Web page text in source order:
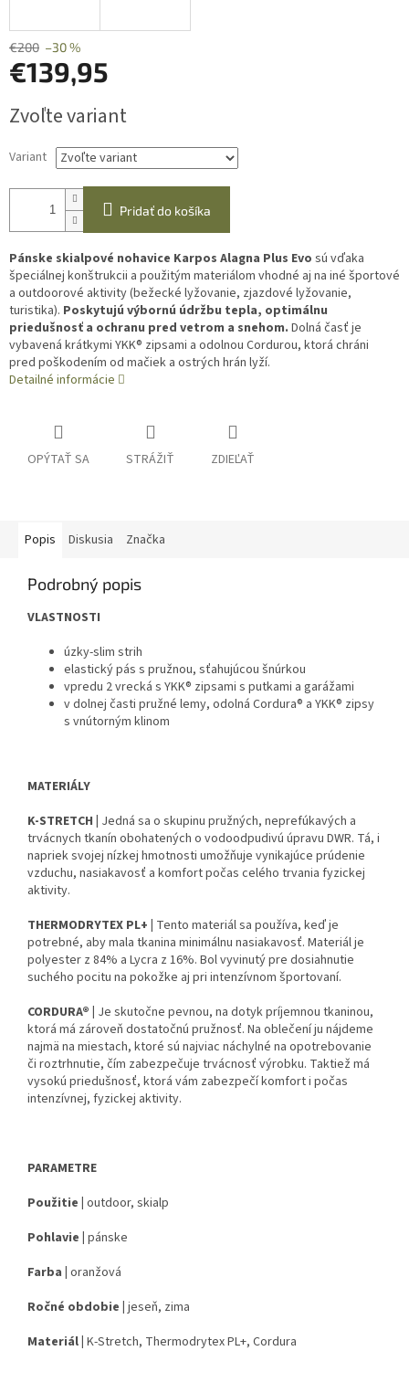
€200 –30 %
€139,95
cena:
Zvoľte variant
Variant
Pridať do košíka
Pánske skialpové nohavice Karpos Alagna Plus Evo sú vďaka
špeciálnej konštrukcii a použitým materiálom vhodné aj na iné športové
a outdoorové aktivity (bežecké lyžovanie, zjazdové lyžovanie,
turistika). Poskytujú výbornú údržbu tepla, optimálnu
priedušnosť a ochranu pred vetrom a snehom. Dolná časť je
vybavená krátkymi YKK® zipsami a odolnou Cordurou, ktorá chráni
pred poškodením od mačiek a ostrých hrán lyží.
Detailné informácie
OPÝTAŤ SA STRÁŽIŤ ZDIEĽAŤ
Popis Diskusia Značka
Podrobný popis
VLASTNOSTI
úzky-slim strih
elastický pás s pružnou, sťahujúcou šnúrkou
vpredu 2 vrecká s YKK® zipsami s putkami a garážami
v dolnej časti pružné lemy, odolná Cordura® a YKK® zipsy
s vnútorným klinom
MATERIÁLY
K-STRETCH | Jedná sa o skupinu pružných, neprefúkavých a
trvácnych tkanín obohatených o vodoodpudivú úpravu DWR. Tá, i
napriek svojej nízkej hmotnosti umožňuje vynikajúce prúdenie
vzduchu, nasiakavosť a komfort počas celého trvania fyzickej
aktivity.
THERMODRYTEX PL+ | Tento materiál sa používa, keď je
potrebné, aby mala tkanina minimálnu nasiakavosť. Materiál je
polyester z 84% a Lycra z 16%. Bol vyvinutý pre dosiahnutie
suchého pocitu na pokožke aj pri intenzívnom športovaní.
CORDURA® | Je skutočne pevnou, na dotyk príjemnou tkaninou,
ktorá má zároveň dostatočnú pružnosť. Na oblečení ju nájdeme
najmä na miestach, ktoré sú najviac náchylné na opotrebovanie
či roztrhnutie, čím zabezpečuje trvácnosť výrobku. Taktiež má
vysokú priedušnosť, ktorá vám zabezpečí komfort i počas
intenzívnej, fyzickej aktivity.
PARAMETRE
Použitie | outdoor, skialp
Pohlavie | pánske
Farba | oranžová
Ročné obdobie | jeseň, zima
Materiál | K-Stretch, Thermodrytex PL+, Cordura